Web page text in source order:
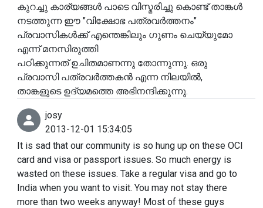
കുറച്ചു കാര്യങ്ങള്‍ പാടെ വിസ്മരിച്ചു കൊണ്ട് താങ്കള്‍
നടത്തുന്ന ഈ "വിക്ഷോഭ പത്രവര്‍ത്തനം"
പ്രവാസികള്‍ക്ക് എന്തെങ്കിലും ഗുണം ചെയ്യുമോ
എന്ന് മനസിരുത്തി
പഠിക്കുന്നത് ഉചിതമാണന്നു തോന്നുന്നു. ഒരു
പ്രവാസി പത്രവര്‍ത്തകന്‍ എന്ന നിലയില്‍,
താങ്കളുടെ ഉദ്യമത്തെ അഭിനന്ദിക്കുന്നു.
josy
2013-12-01 15:34:05
It is sad that our community is so hung up on these OCI
card and visa or passport issues. So much energy is
wasted on these issues. Take a regular visa and go to
India when you want to visit. You may not stay there
more than two weeks anyway! Most of these guys